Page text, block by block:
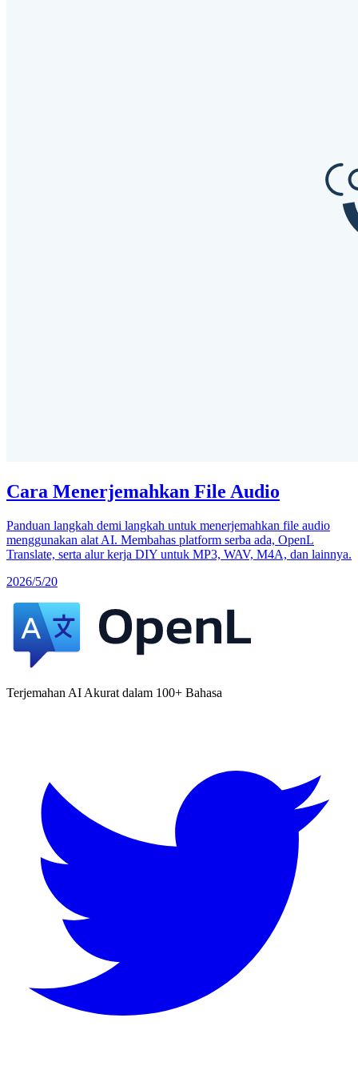
Cara Menerjemahkan File Audio
Panduan langkah demi langkah untuk menerjemahkan file audio
menggunakan alat AI. Membahas platform serba ada, OpenL
Translate, serta alur kerja DIY untuk MP3, WAV, M4A, dan lainnya.
2026/5/20
Terjemahan AI Akurat dalam 100+ Bahasa